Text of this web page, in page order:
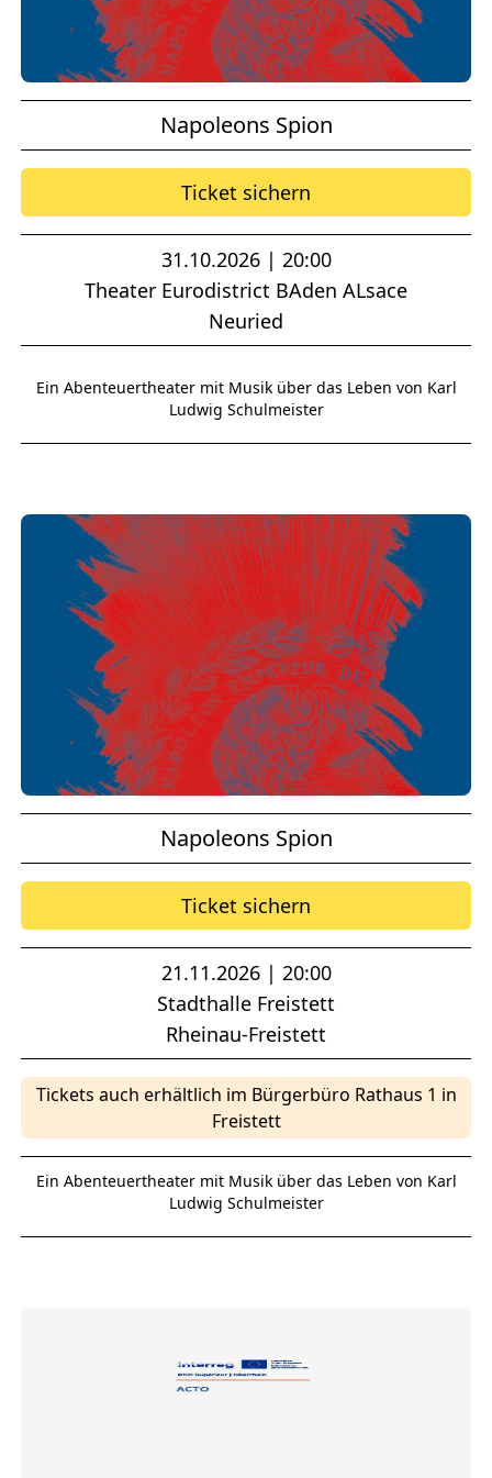
Napoleons Spion
Ticket sichern
31.10.2026 | 20:00
Theater Eurodistrict BAden ALsace
Neuried
Ein Abenteuertheater mit Musik über das Leben von Karl
Ludwig Schulmeister
Napoleons Spion
Ticket sichern
21.11.2026 | 20:00
Stadthalle Freistett
Rheinau-Freistett
Tickets auch erhältlich im Bürgerbüro Rathaus 1 in
Freistett
Ein Abenteuertheater mit Musik über das Leben von Karl
Ludwig Schulmeister